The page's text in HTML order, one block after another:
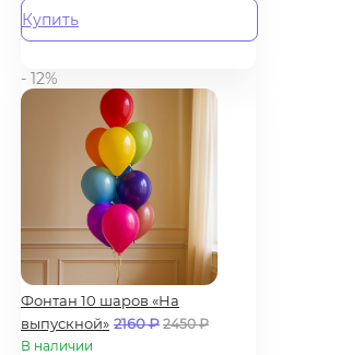
Купить
- 12%
Фонтан 10 шаров «На
выпускной» 2160₽ 2450₽
В наличии